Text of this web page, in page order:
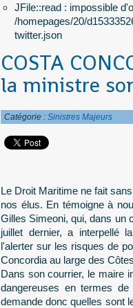
JFile::read : impossible
/homepages/20/
twitter.json
COSTA
la ministre
Catégorie : Sinistres Majeurs
Le Droit Maritime ne fait
nos élus. En témoigne à
Gilles Simeoni, qui, dans un
juillet dernier, a interpellé
l'alerter sur les risques de
Concordia au large des
Dans son courrier, le maire
dangereuses en termes
demande donc quelles sont